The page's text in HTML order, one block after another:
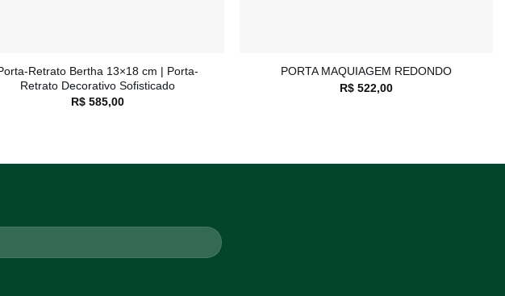
Retrato Bertha 13×18 cm | Porta-
Retrato Decorativo Sofisticado
R$585,00
PORTA MAQUIAGEM REDONDO
R$ 522,00